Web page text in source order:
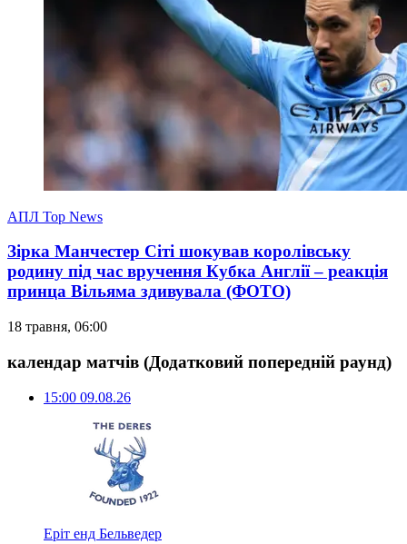
АПЛ Top News
Зірка Манчестер Сіті шокував королівську
родину під час вручення Кубка Англії – реакція
принца Вільяма здивувала (ФОТО)
18 травня, 06:00
календар матчів (Додатковий попередній раунд)
15:00 09.08.26
Еріт енд Бельведер